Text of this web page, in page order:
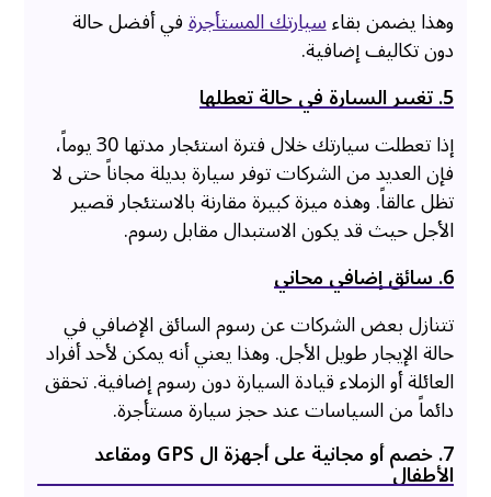
وهذا يضمن بقاءسيارتك المستأجرةفي أفضل حالة
دون تكاليف إضافية.
5. تغيير السيارة في حالة تعطلها
إذا تعطلت سيارتك خلال فترة استئجار مدتها 30 يوماً،
فإن العديد من الشركات توفر سيارة بديلة مجاناً حتى لا
تظل عالقاً. وهذه ميزة كبيرة مقارنة بالاستئجار قصير
الأجل حيث قد يكون الاستبدال مقابل رسوم.
6. سائق إضافي مجاني
تتنازل بعض الشركات عن رسوم السائق الإضافي في
حالة الإيجار طويل الأجل. وهذا يعني أنه يمكن لأحد أفراد
العائلة أو الزملاء قيادة السيارة دون رسوم إضافية. تحقق
دائماً من السياسات عند حجز سيارة مستأجرة.
7. خصم أو مجانية على أجهزة ال GPS ومقاعد
الأطفال